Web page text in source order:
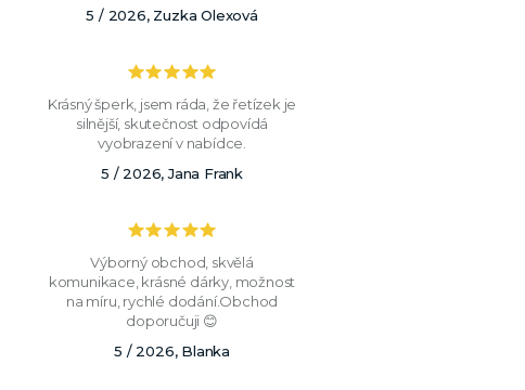
5 / 2026, Zuzka Olexová
Krásný šperk, jsem ráda, že řetízek je
silnější, skutečnost odpovídá
vyobrazení v nabídce.
5 / 2026, Jana Frank
Výborný obchod, skvělá
komunikace, krásné dárky, možnost
na míru, rychlé dodání.Obchod
doporučuji 😊
5 / 2026, Blanka